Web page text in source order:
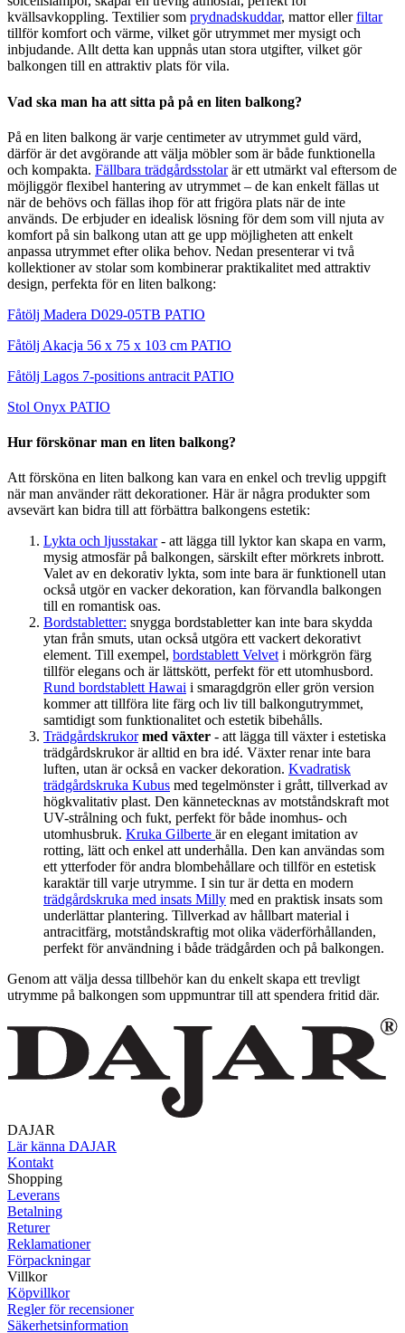
kvällsavkoppling. Textilier som prydnadskuddar, mattor ellerfiltar
tillför komfort och värme, vilket gör utrymmet mer mysigt och
inbjudande. Allt detta kan uppnås utan stora utgifter, vilket gör
balkongen till en attraktiv plats för vila.
Vad ska man ha att sitta på på en liten balkong?
På en liten balkong är varje centimeter av utrymmet guld värd,
därför är det avgörande att välja möbler som är både funktionella
och kompakta. Fällbara trädgårdsstolarär ett utmärkt val eftersom de
möjliggör flexibel hantering av utrymmet – de kan enkelt fällas ut
när de behövs och fällas ihop för att frigöra plats när de inte
används. De erbjuder en idealisk lösning för dem som vill njuta av
komfort på sin balkong utan att ge upp möjligheten att enkelt
anpassa utrymmet efter olika behov. Nedan presenterar vi två
kollektioner av stolar som kombinerar praktikalitet med attraktiv
design, perfekta för en liten balkong:
Fåtölj Madera D029-05TB PATIO
Fåtölj Akacja 56 x 75 x 103 cm PATIO
Fåtölj Lagos 7-positions antracit PATIO
Stol Onyx PATIO
Hur förskönar man en liten balkong?
Att försköna en liten balkong kan vara en enkel och trevlig uppgift
när man använder rätt dekorationer. Här är några produkter som
avsevärt kan bidra till att förbättra balkongens estetik:
Lykta och ljusstakar- att lägga till lyktor kan skapa en varm,
mysig atmosfär på balkongen, särskilt efter mörkrets inbrott.
Valet av en dekorativ lykta, som inte bara är funktionell utan
också utgör en vacker dekoration, kan förvandla balkongen
till en romantisk oas.
Bordstabletter: snygga bordstabletter kan inte bara skydda
ytan från smuts, utan också utgöra ett vackert dekorativt
element. Till exempel, bordstablett Velvet i mörkgrön färg
tillför elegans och är lättskött, perfekt för ett utomhusbord.
Rund bordstablett Hawai i smaragdgrön eller grön version
kommer att tillföra lite färg och liv till balkongutrymmet,
samtidigt som funktionalitet och estetik bibehålls.
Trädgårdskrukormed växter - att lägga till växter i estetiska
trädgårdskrukor är alltid en bra idé. Växter renar inte bara
luften, utan är också en vacker dekoration. Kvadratisk
trädgårdskruka Kubus med tegelmönster i grått, tillverkad av
högkvalitativ plast. Den kännetecknas av motståndskraft mot
UV-strålning och fukt, perfekt för både inomhus- och
utomhusbruk. Kruka Gilberte är en elegant imitation av
rotting, lätt och enkel att underhålla. Den kan användas som
ett ytterfoder för andra blombehållare och tillför en estetisk
karaktär till varje utrymme. I sin tur är detta en modern
trädgårdskruka med insats Milly med en praktisk insats som
underlättar plantering. Tillverkad av hållbart material i
antracitfärg, motståndskraftig mot olika väderförhållanden,
perfekt för användning i både trädgården och på balkongen.
Genom att välja dessa tillbehör kan du enkelt skapa ett trevligt
utrymme på balkongen som uppmuntrar till att spendera fritid där.
DAJAR
Lär känna DAJAR
Kontakt
Shopping
Leverans
Betalning
Returer
Reklamationer
Förpackningar
Villkor
Köpvillkor
Regler för recensioner
Säkerhetsinformation